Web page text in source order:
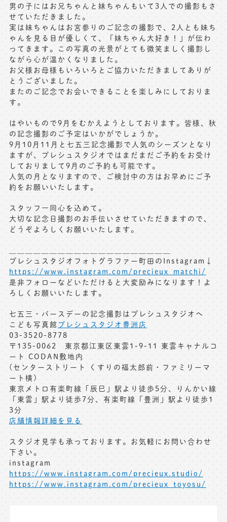
男の子にはお兄ちゃんと妹ちゃんもいて3人での撮影もさ
せていただきました。
実は妹ちゃんはお宮参りのご記念の撮影で、2人とも妹ち
ゃんを見る目が優しくて、「妹ちゃん大好き！」が伝わ
ってきます。この写真の光景がとても微笑ましく撮影し
ながら心が温かくなりました。
お父様お母様もいろいろとご協力いただきましてありが
とうございました。
またのご記念でお会いできることを楽しみにしておりま
す。
はやいもので9月をむかえようとしております。皆様、秋
の記念撮影のご予定はいかがでしょうか。
9月10月11月と七五三記念撮影で人気のシーズンとなり
ますが、プレシュスタジオではまだまだご予約をお受け
しておりまして9月のご予約も可能です。
人気の月となりますので、ご検討中の方はお早めにご予
約をお願いいたします。
スタッフ一同心を込めて。
大切な記念日撮影のお手伝いさせていただきますので、
どうぞよろしくお願いいたします。
プレシュスタジオフォトグラファー町田のInstagram↓
https://www.instagram.com/precieux_matchi/
是非フォローなどいただけると大変励みになります！よ
ろしくお願いいたします。
七五三・バースデーの記念撮影はプレシュスタジオへ
こども写真館 プレシュスタジオ豊洲店
03-3520-8778
〒135-0062 東京都江東区東雲1-9-11 東雲キャナルコ
ート CODAN敷地内
(センターストリート くすりの福太郎前・ファミリーマ
ート横)
東京メトロ有楽町線「辰巳」駅より徒歩5分、りんかい線
「東雲」駅より徒歩7分、有楽町線「豊洲」駅より徒歩1
3分
店舗情報詳細を見る
スタジオ見学も承っております。お気軽にお問い合わせ
下さい。
instagram
https://www.instagram.com/precieux.studio/
https://www.instagram.com/precieux_toyosu/